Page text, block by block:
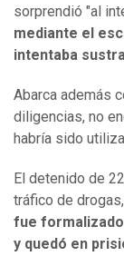
sorprendió "al
mediante el
intentaba
Abarca además
diligencias, no
habría sido
El detenido de
tráfico de
fue
y quedó en